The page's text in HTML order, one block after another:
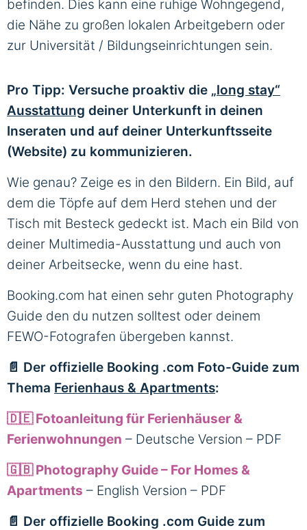
befinden. Dies kann eine ruhige Wohngegend,
die Nähe zu großen lokalen Arbeitgebern oder
zur Universität / Bildungseinrichtungen sein.
Pro Tipp: Versuche proaktiv die „long stay“
Ausstattung deiner Unterkunft in deinen
Inseraten und auf deiner Unterkunftsseite
(Website) zu kommunizieren.
Wie genau? Zeige es in den Bildern. Ein Bild, auf
dem die Töpfe auf dem Herd stehen und der
Tisch mit Besteck gedeckt ist. Mach ein Bild von
deiner Multimedia-Ausstattung und auch von
deiner Arbeitsecke, wenn du eine hast.
Booking.com hat einen sehr guten Photography
Guide den du nutzen solltest oder deinem
FEWO-Fotografen übergeben kannst.
📄 Der offizielle Booking .com Foto-Guide zum
Thema Ferienhaus & Apartments:
🇩🇪 Fotoanleitung für Ferienhäuser &
Ferienwohnungen – Deutsche Version – PDF
🇬🇧 Photography Guide – For Homes &
Apartments – English Version – PDF
📄 Der offizielle Booking .com Guide zum